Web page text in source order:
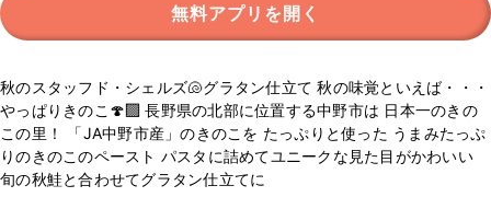
無料アプリを開く
秋のスタッフド・シェルズ🐚グラタン仕立て 秋の味覚といえば・・・
やっぱりきのこ🍄‍🟫 長野県の北部に位置する中野市は 日本一のきの
この里！ 「JA中野市産」のきのこを たっぷりと使った うまみたっぷ
りのきのこのペースト パスタに詰めてユニークな見た目がかわいい
旬の秋鮭と合わせてグラタン仕立てに